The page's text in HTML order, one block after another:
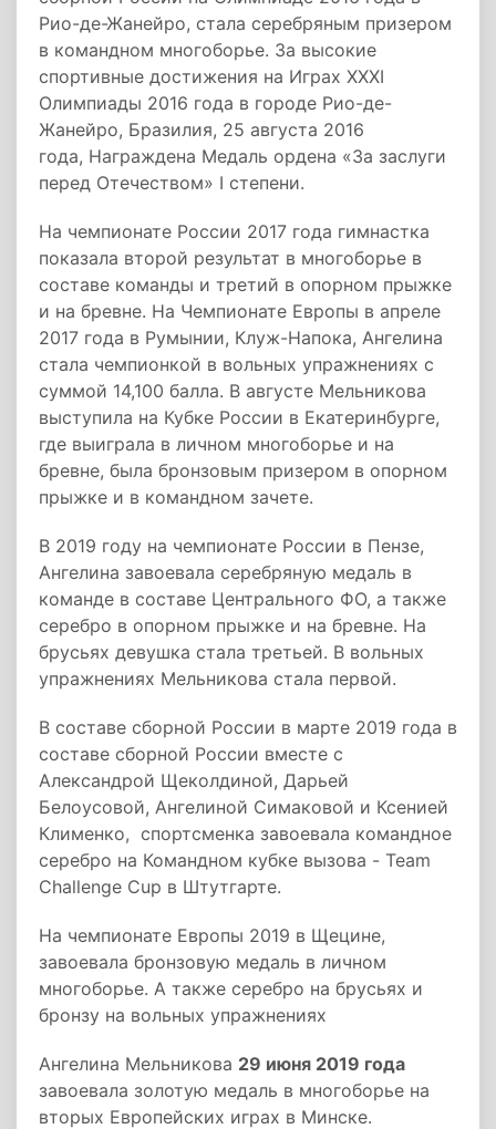
Рио-де-Жанейро, стала серебряным призером
в командном многоборье. За высокие
спортивные достижения на Играх XXXI
Олимпиады 2016 года в городе Рио-де-
Жанейро, Бразилия, 25 августа 2016
года, Награждена Медаль ордена «За заслуги
перед Отечеством» I степени.
На чемпионате России 2017 года гимнастка
показала второй результат в многоборье в
составе команды и третий в опорном прыжке
и на бревне. На Чемпионате Европы в апреле
2017 года в Румынии, Клуж-Напока, Ангелина
стала чемпионкой в вольных упражнениях с
суммой 14,100 балла. В августе Мельникова
выступила на Кубке России в Екатеринбурге,
где выиграла в личном многоборье и на
бревне, была бронзовым призером в опорном
прыжке и в командном зачете.
В 2019 году на чемпионате России в Пензе,
Ангелина завоевала серебряную медаль в
команде в составе Центрального ФО, а также
серебро в опорном прыжке и на бревне. На
брусьях девушка стала третьей. В вольных
упражнениях Мельникова стала первой.
В составе сборной России в марте 2019 года в
составе сборной России вместе с
Александрой Щеколдиной, Дарьей
Белоусовой, Ангелиной Симаковой и Ксенией
Клименко, спортсменка завоевала командное
серебро на Командном кубке вызова - Team
Challenge Cup в Штутгарте.
На чемпионате Европы 2019 в Щецине,
завоевала бронзовую медаль в личном
многоборье. А также серебро на брусьях и
бронзу на вольных упражнениях
Ангелина Мельникова 29 июня 2019 года
завоевала золотую медаль в многоборье на
вторых Европейских играх в Минске.